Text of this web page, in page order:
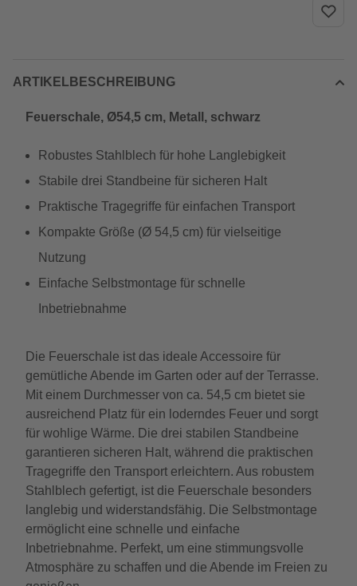
ARTIKELBESCHREIBUNG
Feuerschale, Ø54,5 cm, Metall, schwarz
Robustes Stahlblech für hohe Langlebigkeit
Stabile drei Standbeine für sicheren Halt
Praktische Tragegriffe für einfachen Transport
Kompakte Größe (Ø 54,5 cm) für vielseitige
Nutzung
Einfache Selbstmontage für schnelle
Inbetriebnahme
Die Feuerschale ist das ideale Accessoire für
gemütliche Abende im Garten oder auf der Terrasse.
Mit einem Durchmesser von ca. 54,5 cm bietet sie
ausreichend Platz für ein loderndes Feuer und sorgt
für wohlige Wärme. Die drei stabilen Standbeine
garantieren sicheren Halt, während die praktischen
Tragegriffe den Transport erleichtern. Aus robustem
Stahlblech gefertigt, ist die Feuerschale besonders
langlebig und widerstandsfähig. Die Selbstmontage
ermöglicht eine schnelle und einfache
Inbetriebnahme. Perfekt, um eine stimmungsvolle
Atmosphäre zu schaffen und die Abende im Freien zu